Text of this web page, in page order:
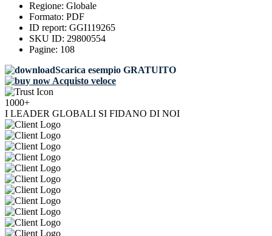
Regione: Globale
Formato: PDF
ID report: GGI119265
SKU ID: 29800554
Pagine: 108
Scarica esempio GRATUITO
Acquisto veloce
1000+
I LEADER GLOBALI SI FIDANO DI NOI